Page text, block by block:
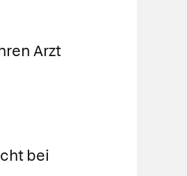
Arzt
bei